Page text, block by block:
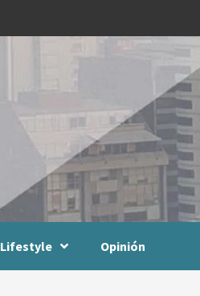
Lifestyle Opinión